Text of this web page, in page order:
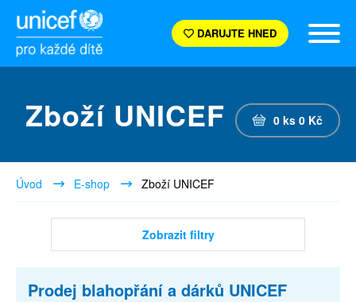
DARUJTE HNED
Zboží UNICEF 0 ks 0 Kč
Úvod E-shop Zboží UNICEF
Zobrazit filtry
Prodej blahopřání a dárků UNICEF